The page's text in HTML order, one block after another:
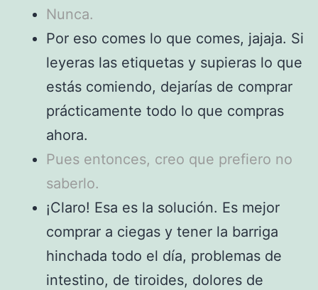
Nunca.
Por eso comes lo que comes, jajaja. Si
leyeras las etiquetas y supieras lo que
estás comiendo, dejarías de comprar
prácticamente todo lo que compras
ahora.
Pues entonces, creo que prefiero no
saberlo.
¡Claro! Esa es la solución. Es mejor
comprar a ciegas y tener la barriga
hinchada todo el día, problemas de
intestino, de tiroides, dolores de